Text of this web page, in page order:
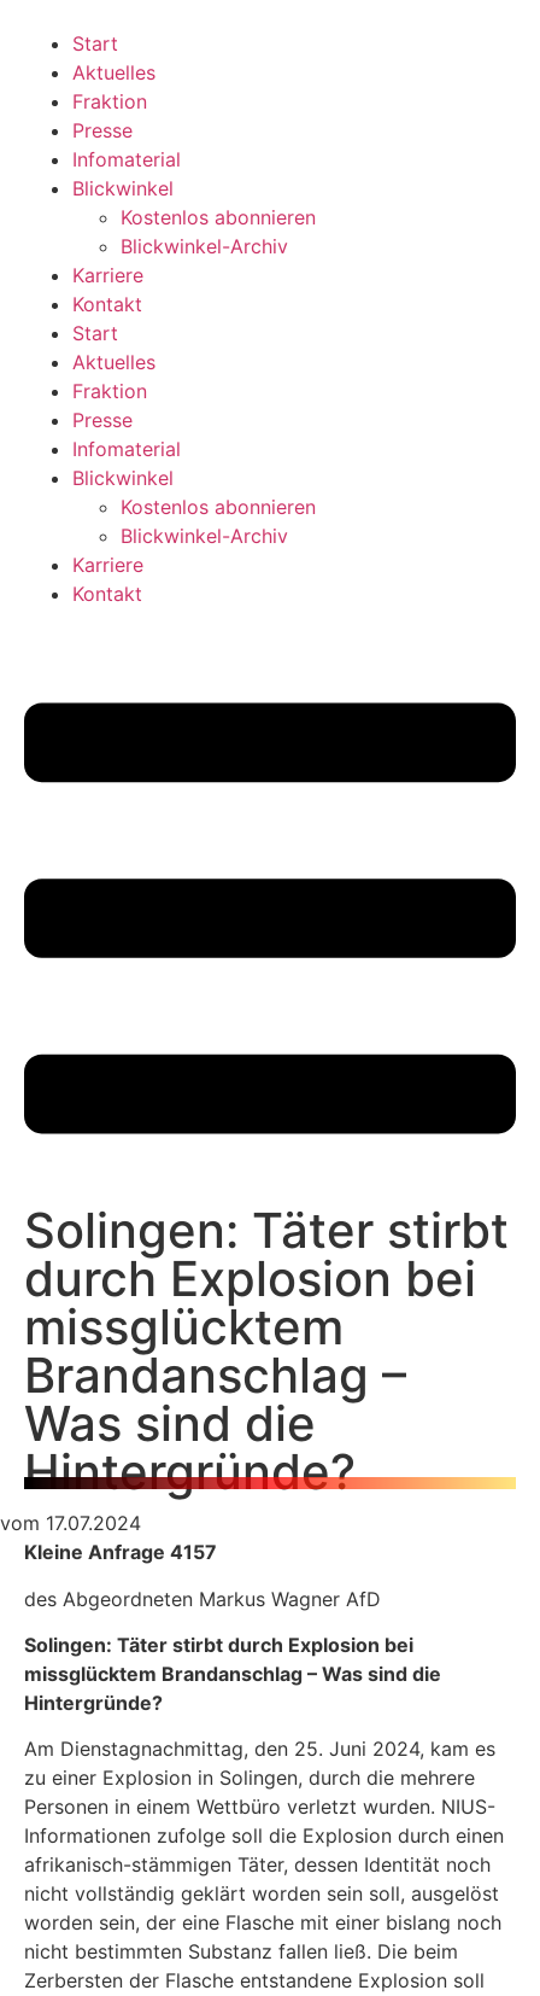
wechseln
Start
Aktuelles
Fraktion
Presse
Infomaterial
Blickwinkel
Kostenlos abonnieren
Blickwinkel-Archiv
Karriere
Kontakt
Start
Aktuelles
Fraktion
Presse
Infomaterial
Blickwinkel
Kostenlos abonnieren
Blickwinkel-Archiv
Karriere
Kontakt
Solingen: Täter stirbt
durch Explosion bei
missglücktem
Brandanschlag –
Was sind die
Hintergründe?
vom 17.07.2024
Kleine Anfrage 4157
des Abgeordneten Markus Wagner AfD
Solingen: Täter stirbt durch Explosion bei
missglücktem Brandanschlag – Was sind die
Hintergründe?
Am Dienstagnachmittag, den 25. Juni 2024, kam es
zu einer Explosion in Solingen, durch die mehrere
Personen in einem Wettbüro verletzt wurden. NIUS-
Informationen zufolge soll die Explosion durch einen
afrikanisch-stämmigen Täter, dessen Identität noch
nicht vollständig geklärt worden sein soll, ausgelöst
worden sein, der eine Flasche mit einer bislang noch
nicht bestimmten Substanz fallen ließ. Die beim
Zerbersten der Flasche entstandene Explosion soll